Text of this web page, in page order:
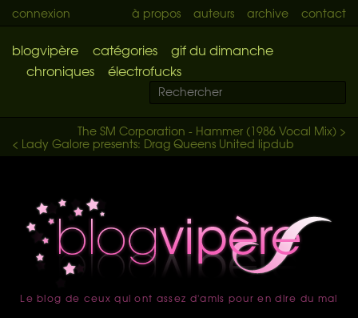
connexion à propos auteurs archive contact
blogvipère catégories
gif du dimanche
chroniques
électrofucks
The SM Corporation - Hammer (1986 Vocal Mix) >
< Lady Galore presents: Drag Queens United lipdub
accueil
Le blog de ceux qui ont assez d'amis pour en dire du mal